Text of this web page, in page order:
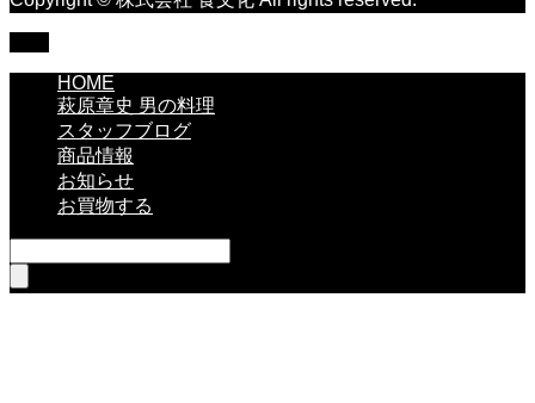
HOME
萩原章史 男の料理
スタッフブログ
商品情報
お知らせ
お買物する